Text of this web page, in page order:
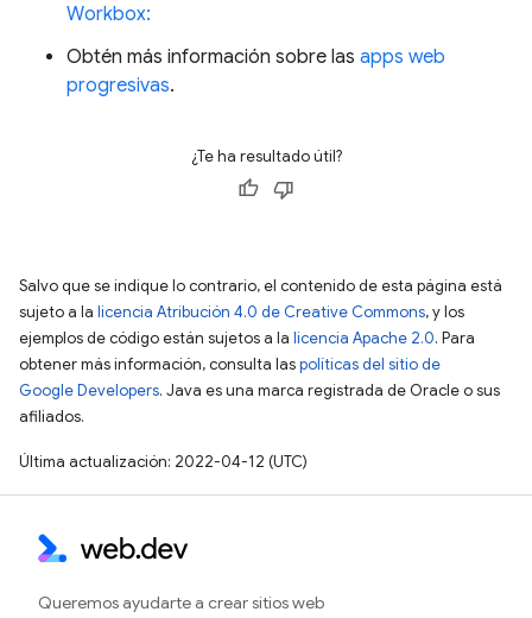
Workbox:
Obtén más información sobre las apps web
progresivas.
¿Te ha resultado útil?
Salvo que se indique lo contrario, el contenido de esta página está
sujeto a la licencia Atribución 4.0 de Creative Commons, y los
ejemplos de código están sujetos a la licencia Apache 2.0. Para
obtener más información, consulta laspolíticas del sitio de
Google Developers. Java es una marca registrada de Oracle o sus
afiliados.
Última actualización: 2022-04-12 (UTC)
Queremos ayudarte a crear sitios web